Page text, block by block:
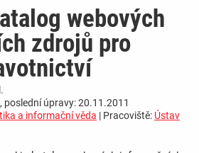
webových
zdrojů pro
úpravy: 20.11.2011
a informační věda | Pracoviště: Ústav